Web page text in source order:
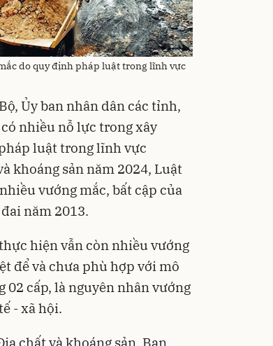
do quy định pháp luật trong lĩnh vực
Ủy ban nhân dân các tỉnh,
nhiều nỗ lực trong xây
luật trong lĩnh vực
khoáng sản năm 2024, Luật
vướng mắc, bất cập của
năm 2013.
hiện vẫn còn nhiều vướng
để và chưa phù hợp với mô
cấp, là nguyên nhân vướng
- xã hội.
chất và khoáng sản, Ban